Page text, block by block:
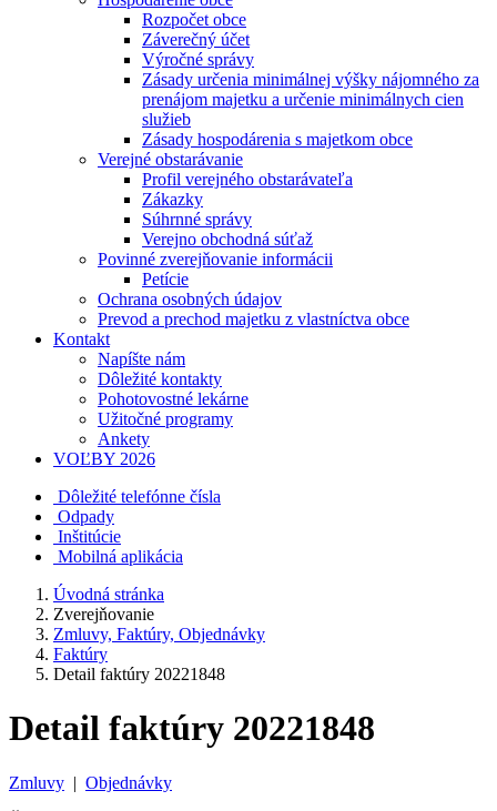
Rozpočet obce
Záverečný účet
Výročné správy
Zásady určenia minimálnej výšky nájomného za
prenájom majetku a určenie minimálnych cien
služieb
Zásady hospodárenia s majetkom obce
Verejné obstarávanie
Profil verejného obstarávateľa
Zákazky
Súhrnné správy
Verejno obchodná súťaž
Povinné zverejňovanie informácii
Petície
Ochrana osobných údajov
Prevod a prechod majetku z vlastníctva obce
Kontakt
Napíšte nám
Dôležité kontakty
Pohotovostné lekárne
Užitočné programy
Ankety
VOĽBY 2026
Dôležité telefónne čísla
Odpady
Inštitúcie
Mobilná aplikácia
Úvodná stránka
Zverejňovanie
Zmluvy, Faktúry, Objednávky
Faktúry
Detail faktúry 20221848
Detail faktúry 20221848
Zmluvy | Objednávky